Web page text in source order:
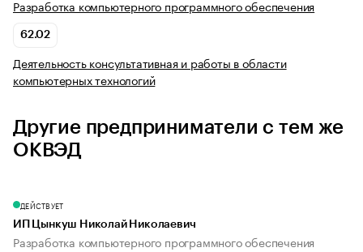
Разработка компьютерного программного обеспечения
62.02
Деятельность консультативная и работы в области
компьютерных технологий
Другие предприниматели с тем же
ОКВЭД
ДЕЙСТВУЕТ
ИП Цынкуш Николай Николаевич
Разработка компьютерного программного обеспечения